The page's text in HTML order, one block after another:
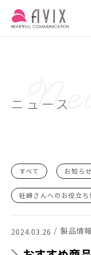
ニュース
すべて お知らせ
妊婦さんへのお役立ち
2024.03.26 製品情報